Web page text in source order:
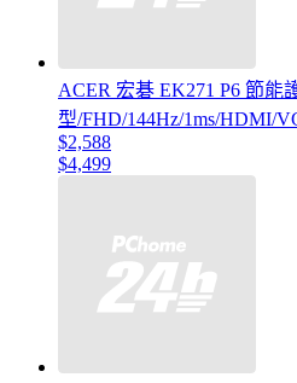
ACER 宏碁 EK271 P6 節能
型/FHD/144Hz/1ms/HDMI/
$2,588
$4,499